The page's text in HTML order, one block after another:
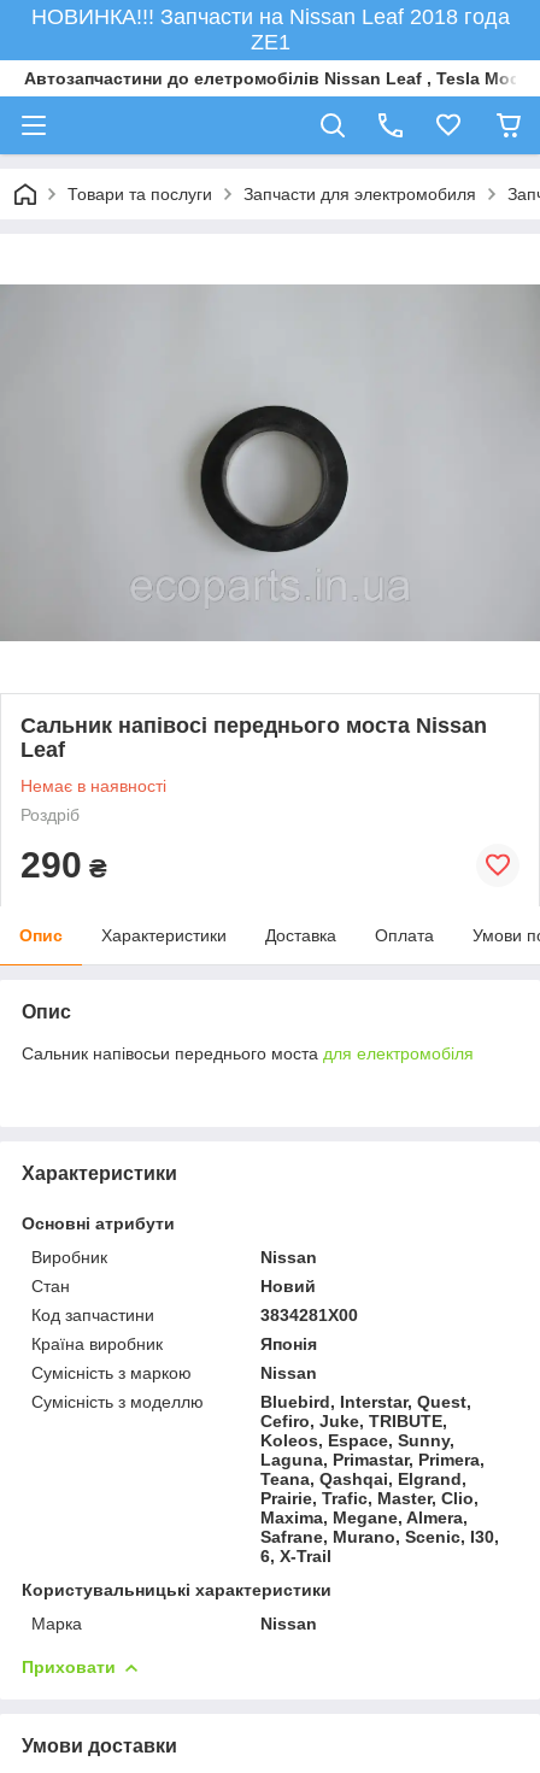
НОВИНКА!!! Запчасти на Nissan Leaf 2018 года
ZE1
Автозапчастини до елетромобiлiв Nissan Leaf , Tesla Model
Товари та послуги Запчасти для электромобиля
Cальник напівосі переднього моста Nissan
Leaf
Немає в наявності
Роздріб
290 ₴
Опис Характеристики Доставка Оплата Умови
Опис
Cальник напівосьи переднього моста для електромобіля
Характеристики
Основні атрибути
Виробник
Nissan
Стан
Новий
Код запчастини
3834281X00
Країна виробник
Японія
Сумісність з маркою
Nissan
Сумісність з моделлю
Bluebird, Interstar, Quest,
Cefiro, Juke, TRIBUTE,
Koleos, Espace, Sunny,
Laguna, Primastar, Primera,
Teana, Qashqai, Elgrand,
Prairie, Trafic, Master, Clio,
Maxima, Megane, Almera,
Safrane, Murano, Scenic, I30,
6, X-Trail
Користувальницькі характеристики
Марка
Nissan
Приховати
Умови доставки